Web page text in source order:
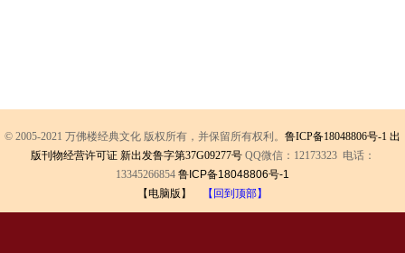
© 2005-2021 万佛楼经典文化 版权所有，并保留所有权利。 鲁ICP备18048806号-1 出
版刊物经营许可证 新出发鲁字第37G09277号 QQ微信：12173323 电话：
13345266854 鲁ICP备18048806号-1
【电脑版】
【回到顶部】